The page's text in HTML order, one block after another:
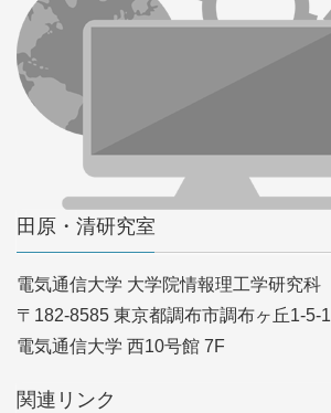
田原・清研究室
電気通信大学 大学院情報理工学研究科
〒182-8585 東京都調布市調布ヶ丘1-5-1
電気通信大学 西10号館 7F
関連リンク